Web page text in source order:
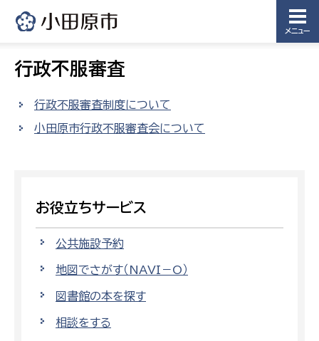
メニュー
行政不服審査
行政不服審査制度について
小田原市行政不服審査会について
お役立ちサービス
公共施設予約
地図でさがす（NAVI－O）
図書館の本を探す
相談をする